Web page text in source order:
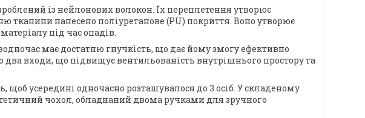
із нейлонових волокон. Їх переплетення утворює
тканини нанесено поліуретанове (PU) покриття. Воно утворює
під час опадів.
має достатню гнучкість, що дає йому змогу ефективно
входи, що підвищує вентильованість внутрішнього простору та
щоб усередині одночасно розташувалося до 3 осіб. У складеному
чохол, обладнаний двома ручками для зручного